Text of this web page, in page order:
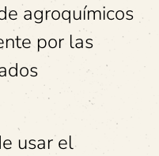
agroquímicos
por las
usar el